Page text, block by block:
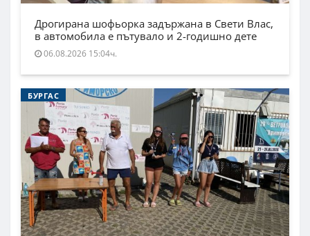
Дрогирана шофьорка задържана в Свети Влас,
в автомобила е пътувало и 2-годишно дете
06.08.2026 15:04ч.
БУРГАС